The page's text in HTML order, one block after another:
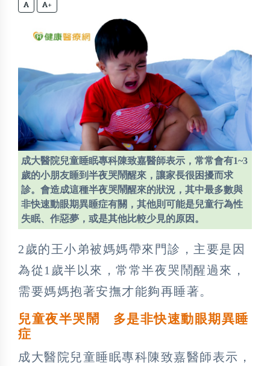
+
成大醫院兒童睡眠專科陳致嘉醫師表示，常常會有1~3
歲的小朋友睡到半夜哭鬧醒來，讓家長很困擾而求
診。會造成這種半夜哭鬧醒來的狀況，其中最多數與
非快速動眼期異睡症有關，其他則可能是兒童行為性
失眠、作惡夢，或是其他比較少見的原因。
2歲的王小弟被媽媽帶來門診，主要是因
為從1歲半以來，常常半夜哭鬧醒過來，
需要媽媽抱著安撫才能夠再睡著。
兒童夜半哭鬧 多是非快速動眼期異睡
症
成大醫院兒童睡眠專科陳致嘉醫師表示，